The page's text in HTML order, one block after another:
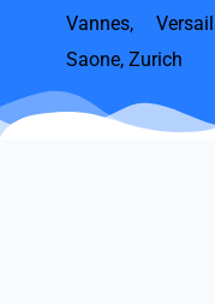
Vannes,
Saone, Zurich